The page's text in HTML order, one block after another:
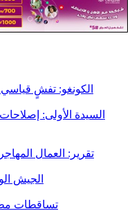
الكونغو: تفشٍ
السيدة الأولى:
تقرير: العمال المهاجرون
الجيش
تساقطات مطرية